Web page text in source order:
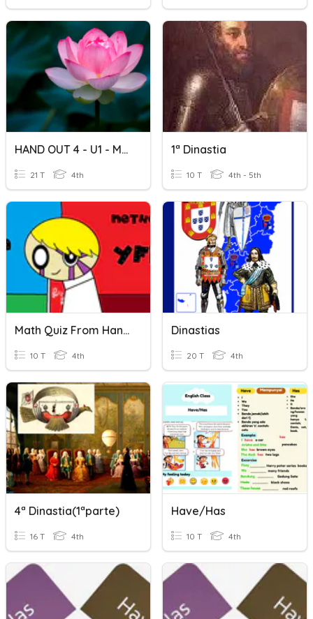
HAND OUT 4 - U1 - Mrs Hanh
21 T 4th
1ª Dinastia
10 T 4th - 5th
Math Quiz From Han Han
10 T 4th
Dinastias
20 T 4th
4ª Dinastia(1ªparte)
16 T 4th
Have/has
10 T 4th